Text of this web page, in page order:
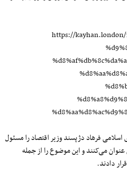
https://kayhan.london/
فرهاد دژپسند وزیر اقتصاد را مسئول
می‌کنند و این موضوع را از جمله
دادند.